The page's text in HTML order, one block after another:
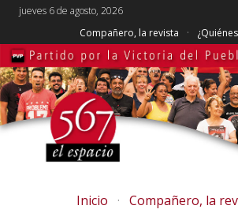
jueves 6 de agosto, 2026
Compañero, la revista
Inicio
Compañero, la